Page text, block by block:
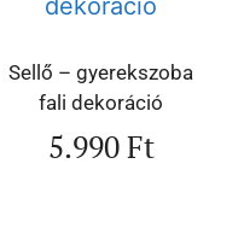
Sellő – gyerekszoba
fali dekoráció
5.990Ft